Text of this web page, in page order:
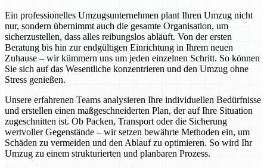
Ein professionelles Umzugsunternehmen plant Ihren Umzug nicht
nur, sondern übernimmt auch die gesamte Organisation, um
sicherzustellen, dass alles reibungslos abläuft. Von der ersten
Beratung bis hin zur endgültigen Einrichtung in Ihrem neuen
Zuhause – wir kümmern uns um jeden einzelnen Schritt. So können
Sie sich auf das Wesentliche konzentrieren und den Umzug ohne
Stress genießen.
Unsere erfahrenen Teams analysieren Ihre individuellen Bedürfnisse
und erstellen einen maßgeschneiderten Plan, der auf Ihre Situation
zugeschnitten ist. Ob Packen, Transport oder die Sicherung
wertvoller Gegenstände – wir setzen bewährte Methoden ein, um
Schäden zu vermeiden und den Ablauf zu optimieren. So wird Ihr
Umzug zu einem strukturierten und planbaren Prozess.